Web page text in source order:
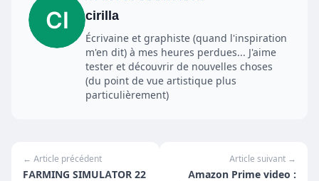
cirilla
Écrivaine et graphiste (quand l'inspiration
m'en dit) à mes heures perdues... J'aime
tester et découvrir de nouvelles choses
(du point de vue artistique plus
particulièrement)
← Article précédent
FARMING SIMULATOR 22
Article suivant →
Amazon Prime video :